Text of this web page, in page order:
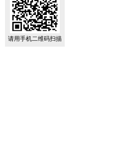
请用手机二维码扫描